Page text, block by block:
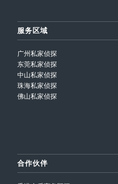
服务区域
广州私家侦探
东莞私家侦探
中山私家侦探
珠海私家侦探
佛山私家侦探
合作伙伴